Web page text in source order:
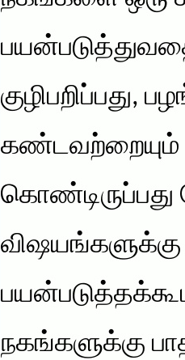
குழிபறிப்பது,
கண்டவற்றையும்
நகங்களுக்கு